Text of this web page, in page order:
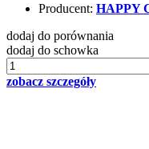
Producent: HAPPY
dodaj do porównania
dodaj do schowka
zobacz szczegóły